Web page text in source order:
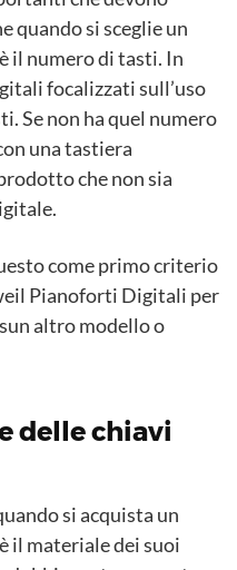
quando si sceglie un
il numero di tasti. In
focalizzati sull’uso
Se non ha quel numero
una tastiera
che non sia
come primo criterio
Pianoforti Digitali per
altro modello o
delle chiavi
si acquista un
il materiale dei suoi